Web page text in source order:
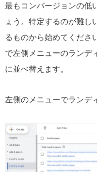
最もコンバージョンの低
ょう。特定するのが難し
るものから始めてくださ
で左側メニューのランデ
に並べ替えます。
左側のメニューでランデ